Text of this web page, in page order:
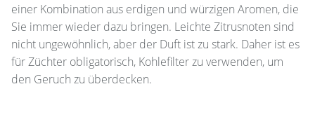
einer Kombination aus erdigen und würzigen Aromen, die
Sie immer wieder dazu bringen. Leichte Zitrusnoten sind
nicht ungewöhnlich, aber der Duft ist zu stark. Daher ist es
für Züchter obligatorisch, Kohlefilter zu verwenden, um
den Geruch zu überdecken.